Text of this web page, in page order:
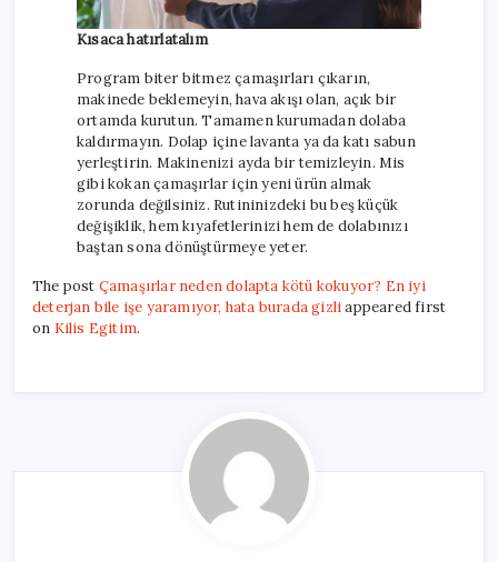
Kısaca hatırlatalım
Program biter bitmez çamaşırları çıkarın,
makinede beklemeyin, hava akışı olan, açık bir
ortamda kurutun. Tamamen kurumadan dolaba
kaldırmayın. Dolap içine lavanta ya da katı sabun
yerleştirin. Makinenizi ayda bir temizleyin. Mis
gibi kokan çamaşırlar için yeni ürün almak
zorunda değilsiniz. Rutininizdeki bu beş küçük
değişiklik, hem kıyafetlerinizi hem de dolabınızı
baştan sona dönüştürmeye yeter.
The post Çamaşırlar neden dolapta kötü kokuyor? En iyi
deterjan bile işe yaramıyor, hata burada gizliappeared first
on Kilis Egitim.